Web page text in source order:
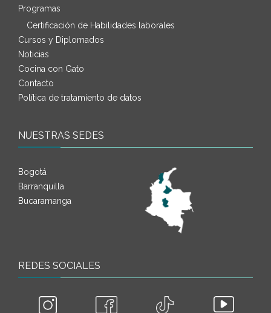
Programas
Certificación de Habilidades laborales
Cursos y Diplomados
Noticias
Cocina con Gato
Contacto
Política de tratamiento de datos
NUESTRAS SEDES
Bogotá
Barranquilla
Bucaramanga
REDES SOCIALES